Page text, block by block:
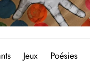
Jeux Poésies